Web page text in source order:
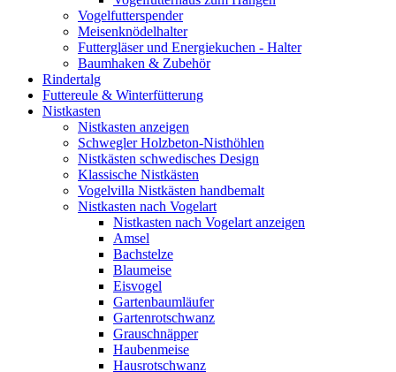
Vogelfutterspender
Meisenknödelhalter
Futtergläser und Energiekuchen - Halter
Baumhaken & Zubehör
Rindertalg
Futtereule & Winterfütterung
Nistkasten
Nistkasten anzeigen
Schwegler Holzbeton-Nisthöhlen
Nistkästen schwedisches Design
Klassische Nistkästen
Vogelvilla Nistkästen handbemalt
Nistkasten nach Vogelart
Nistkasten nach Vogelart anzeigen
Amsel
Bachstelze
Blaumeise
Eisvogel
Gartenbaumläufer
Gartenrotschwanz
Grauschnäpper
Haubenmeise
Hausrotschwanz